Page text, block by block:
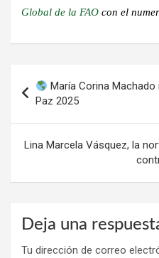
Global de la FAO con el
de
entradas
María Corina
Paz 2025
Lina Marcela Vásquez, la
Deja una
Tu dirección de correo